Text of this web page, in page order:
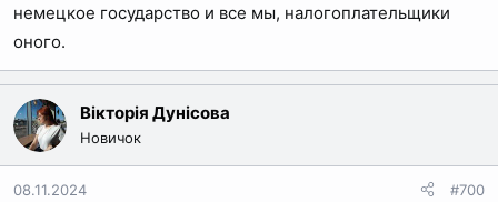
немецкое государство и все мы, налогоплательщики
оного.
Вікторія Дунісова
Новичок
08.11.2024 #700